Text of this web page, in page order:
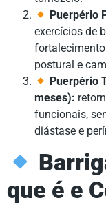
Puerpério
exercícios de
postural e
Puerpério
meses):
funcionais,
diástase e
que é e